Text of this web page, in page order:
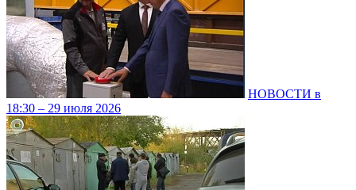
НОВОСТИ в
18:30 – 29 июля 2026